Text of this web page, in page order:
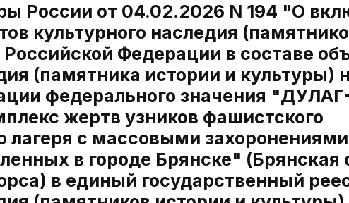
России от 04.02.2026 N 194 "О
культурного наследия
Федерации в составе
(памятника истории и культуры)
федерального значения
жертв узников фашистского
лагеря с массовыми
в городе Брянске" (Брянская
в единый государственный